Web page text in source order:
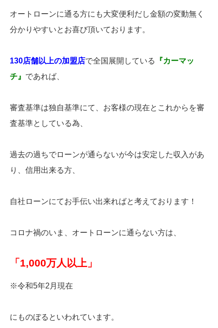
オートローンに通る方にも大変便利だし金額の変動無く
分かりやすいとお喜び頂いております。
130店舗以上の加盟店で全国展開している
『カーマッ
チ』 であれば、
審査基準は独自基準にて、お客様の現在とこれからを審
査基準としている為、
過去の過ちでローンが通らないが今は安定した収入があ
り、信用出来る方、
自社ローンにてお手伝い出来ればと考えております！
コロナ禍のいま、オートローンに通らない方は、
「1,000万人以上」
※令和5年2月現在
にものぼるといわれています。